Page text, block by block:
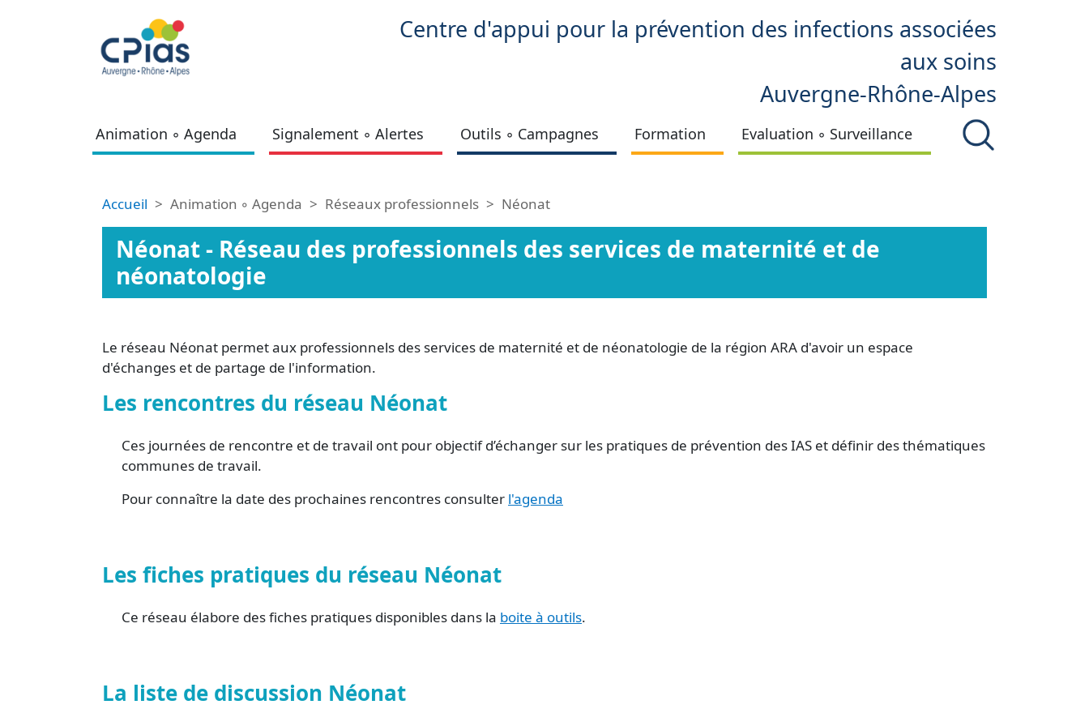
Centre d'appui pour la prévention des infections associées
aux soins
Auvergne-Rhône-Alpes
Animation ◦ Agenda Signalement ◦ Alertes Outils ◦ Campagnes Formation Evaluation ◦ Surveillance
Fil d'Ariane
Accueil Animation ◦ Agenda Réseaux professionnels Néonat
Néonat - Réseau des professionnels des services de maternité et de
néonatologie
Le réseau Néonat permet aux professionnels des services de maternité et de néonatologie de la région ARA d'avoir un espace
d'échanges et de partage de l'information.
Les rencontres du réseau Néonat
Ces journées de rencontre et de travail ont pour objectif d’échanger sur les pratiques de prévention des IAS et définir des thématiques
communes de travail.
Pour connaître la date des prochaines rencontres consulter l'agenda
Les fiches pratiques du réseau Néonat
Ce réseau élabore des fiches pratiques disponibles dans la boite à outils.
La liste de discussion Néonat